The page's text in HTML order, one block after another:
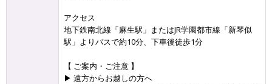
アクセス
地下鉄南北線「麻生駅」またはJR学園都市線「新琴似
駅」よりバスで約10分、下車後徒歩1分
【 ご案内・ご注意 】
▶ 遠方からお越しの方へ